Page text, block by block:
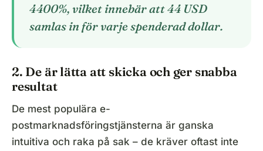
4400%, vilket innebär att 44 USD
samlas in för varje spenderad dollar.
2. De är lätta att skicka och ger snabba
resultat
De mest populära e-
postmarknadsföringstjänsterna är ganska
intuitiva och raka på sak – de kräver oftast inte